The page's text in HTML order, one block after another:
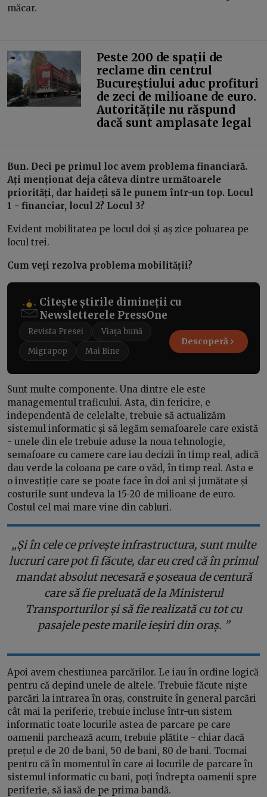
măcar.
Peste 200 de spații de
reclame din centrul
Bucureștiului aduc profituri
de zeci de milioane de euro.
Autoritățile nu răspund
dacă sunt amplasate legal
Bun. Deci pe primul loc avem problema financiară.
Ați menționat deja câteva dintre următoarele
priorități, dar haideți să le punem într-un top. Locul
1 - financiar, locul 2? Locul 3?
Evident mobilitatea pe locul doi și aș zice poluarea pe
locul trei.
Cum veți rezolva problema mobilității?
Citește știrile dimineții cu
Newsletterele PressOne
Revista Presei
Viața bună
Migrapop
Mai Bine
Descoperă
Sunt multe componente. Una dintre ele este
managementul traficului. Asta, din fericire, e
independentă de celelalte, trebuie să actualizăm
sistemul informatic și să legăm semafoarele care există
- unele din ele trebuie aduse la noua tehnologie,
semafoare cu camere care iau decizii în timp real, adică
dau verde la coloana pe care o văd, în timp real. Asta e
o investiție care se poate face în doi ani și jumătate și
costurile sunt undeva la 15-20 de milioane de euro.
Costul cel mai mare vine din cabluri.
„Și în cele ce privește infrastructura, sunt multe
lucruri care pot fi făcute, dar eu cred că în primul
mandat absolut necesară e șoseaua de centură
care să fie preluată de la Ministerul
Transporturilor și să fie realizată cu tot cu
pasajele peste marile ieșiri din oraș. ”
Apoi avem chestiunea parcărilor. Le iau în ordine logică
pentru că depind unele de altele. Trebuie făcute niște
parcări la intrarea în oraș, construite în general parcări
cât mai la periferie, trebuie incluse într-un sistem
informatic toate locurile astea de parcare pe care
oamenii parchează acum, trebuie plătite - chiar dacă
prețul e de 20 de bani, 50 de bani, 80 de bani. Tocmai
pentru că în momentul în care ai locurile de parcare în
sistemul informatic cu bani, poți îndrepta oamenii spre
periferie, să iasă de pe prima bandă.